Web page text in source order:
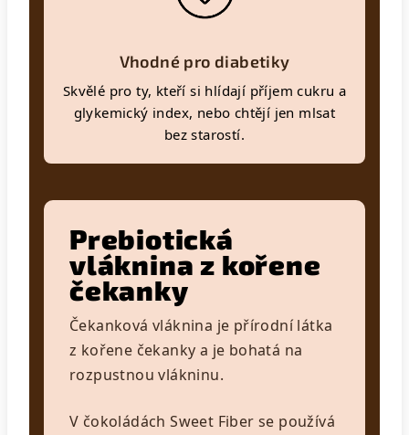
Vhodné pro diabetiky
Skvělé pro ty, kteří si hlídají příjem cukru a
glykemický index, nebo chtějí jen mlsat
bez starostí.
Prebiotická
vláknina z kořene
čekanky
Čekanková vláknina je přírodní látka
z kořene čekanky a je bohatá na
rozpustnou vlákninu.
V čokoládách Sweet Fiber se používá